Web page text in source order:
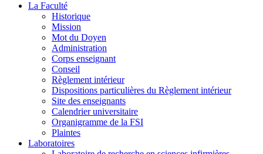
La Faculté
Historique
Mission
Mot du Doyen
Administration
Corps enseignant
Conseil
Règlement intérieur
Dispositions particulières du Règlement intérieur
Site des enseignants
Calendrier universitaire
Organigramme de la FSI
Plaintes
Laboratoires